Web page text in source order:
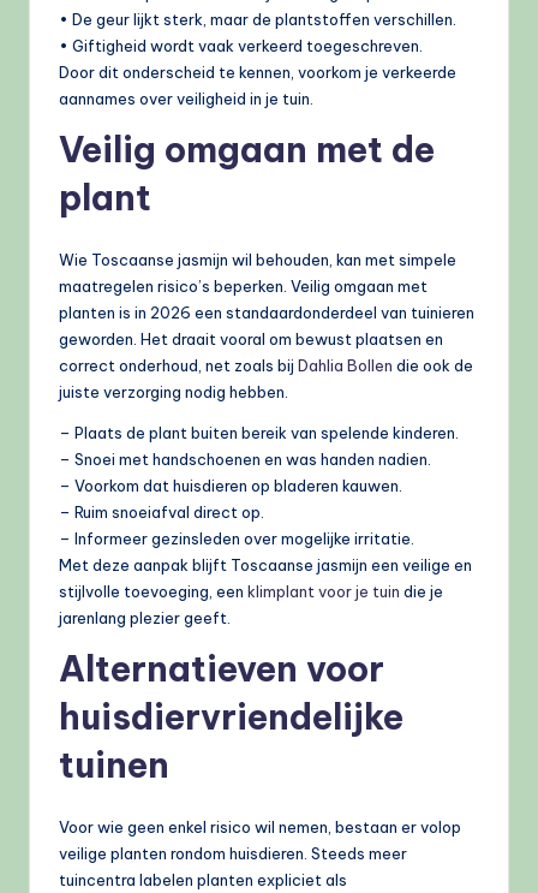
• De geur lijkt sterk, maar de plantstoffen verschillen.
• Giftigheid wordt vaak verkeerd toegeschreven.
Door dit onderscheid te kennen, voorkom je verkeerde
aannames over veiligheid in je tuin.
Veilig omgaan met de
plant
Wie Toscaanse jasmijn wil behouden, kan met simpele
maatregelen risico’s beperken. Veilig omgaan met
planten is in 2026 een standaardonderdeel van tuinieren
geworden. Het draait vooral om bewust plaatsen en
correct onderhoud, net zoals bij Dahlia Bollen die ook de
juiste verzorging nodig hebben.
– Plaats de plant buiten bereik van spelende kinderen.
– Snoei met handschoenen en was handen nadien.
– Voorkom dat huisdieren op bladeren kauwen.
– Ruim snoeiafval direct op.
– Informeer gezinsleden over mogelijke irritatie.
Met deze aanpak blijft Toscaanse jasmijn een veilige en
stijlvolle toevoeging, een klimplant voor je tuin die je
jarenlang plezier geeft.
Alternatieven voor
huisdiervriendelijke
tuinen
Voor wie geen enkel risico wil nemen, bestaan er volop
veilige planten rondom huisdieren. Steeds meer
tuincentra labelen planten expliciet als